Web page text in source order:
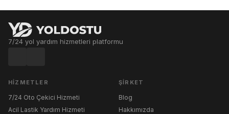
7/24 yol yardım hizmetleri platformu
HIZMETLER
7/24 Oto Çekici Hizmeti
Acil Lastik Yardım Hizmeti
ŞIRKET
Blog
Hakkımızda